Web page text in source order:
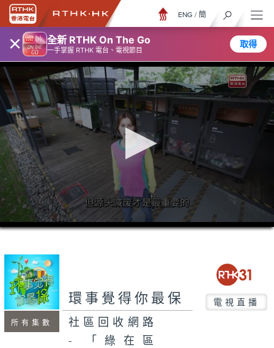
× 全新 RTHK On The Go
一手掌握 RTHK 電台、電視節目
取得
ENG / 簡
0
seconds
minutes,
seconds
所有集數
環事覺得你最保 電視直播
社區回收網路
- 「綠在區